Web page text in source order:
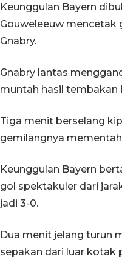
Keunggulan Bayern
Gouweleeuw mencetak
Gnabry.
Gnabry lantas
muntah hasil tembakan
Tiga menit berselang
gemilangnya
Keunggulan Bayern
gol spektakuler dari
jadi 3-0.
Dua menit jelang turun
sepakan dari luar kotak